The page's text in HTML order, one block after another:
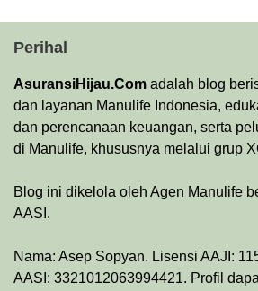
Perihal
AsuransiHijau.Com adalah blog
dan layanan Manulife Indonesia,
dan perencanaan keuangan, serta
di Manulife, khususnya melalui grup
Blog ini dikelola oleh Agen Manulife
AASI.
Nama: Asep Sopyan. Lisensi AAJI:
AASI: 3321012063994421. Profil